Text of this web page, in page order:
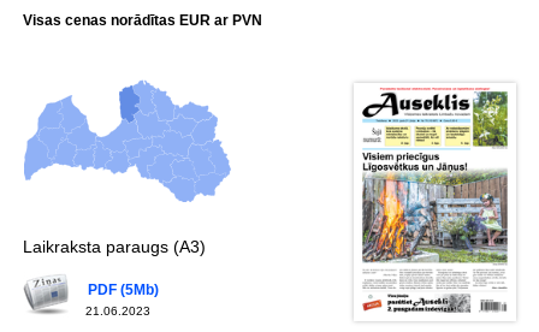
Visas cenas norādītas EUR ar PVN
Laikraksta paraugs (A3)
21.06.2023
PDF (5Mb)